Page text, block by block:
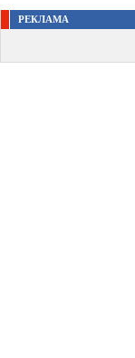
РЕКЛАМА